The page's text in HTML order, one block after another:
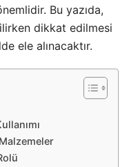
Bu yazıda,
dikkat edilmesi
ele alınacaktır.